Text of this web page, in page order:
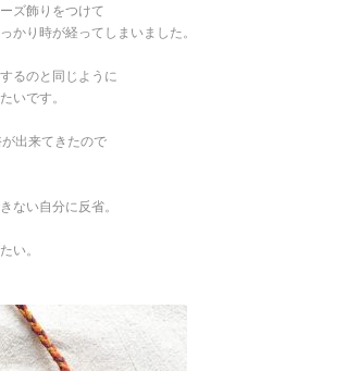
ズ飾りをつけて
かり時が経ってしまいました。
るのと同じように
いです。
出来てきたので
ない自分に反省。
い。